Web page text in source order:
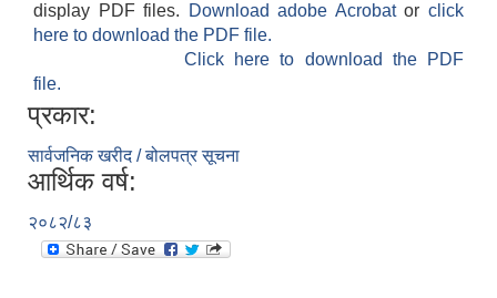
display PDF files.
Download adobe Acrobatorclick
here to download the PDF file.
Click here to download the PDF
file.
प्रकार:
सार्वजनिक खरीद / बोलपत्र सूचना
आर्थिक वर्ष:
२०८२/८३